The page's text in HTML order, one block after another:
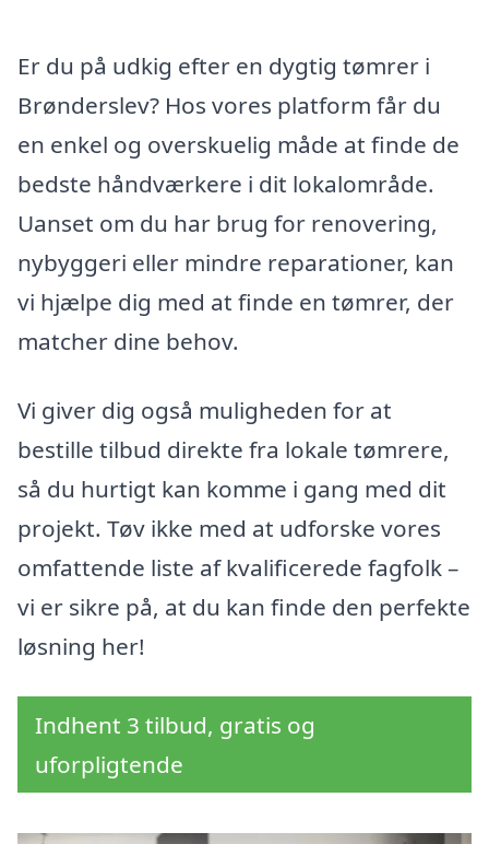
Er du på udkig efter en dygtig tømrer i
Brønderslev? Hos vores platform får du
en enkel og overskuelig måde at finde de
bedste håndværkere i dit lokalområde.
Uanset om du har brug for renovering,
nybyggeri eller mindre reparationer, kan
vi hjælpe dig med at finde en tømrer, der
matcher dine behov.
Vi giver dig også muligheden for at
bestille tilbud direkte fra lokale tømrere,
så du hurtigt kan komme i gang med dit
projekt. Tøv ikke med at udforske vores
omfattende liste af kvalificerede fagfolk –
vi er sikre på, at du kan finde den perfekte
løsning her!
Indhent 3 tilbud, gratis og
uforpligtende